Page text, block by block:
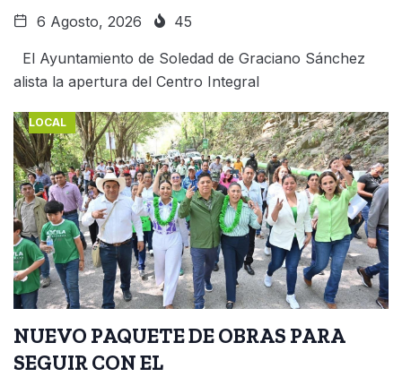
6 Agosto, 2026 45
El Ayuntamiento de Soledad de Graciano Sánchez
alista la apertura del Centro Integral
LOCAL
NUEVO PAQUETE DE OBRAS PARA
SEGUIR CON EL